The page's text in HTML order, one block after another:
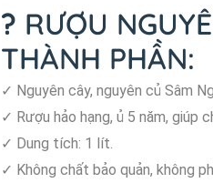
? RƯỢU
THÀNH PHẦN:
✓ Nguyên cây, nguyên củ Sâm
✓ Rượu hảo hạng, ủ 5 năm, giúp
✓ Dung tích: 1 lít.
✓ Không chất bảo quản, không